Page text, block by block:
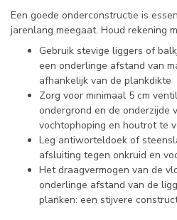
Een goede onderconstructie is
jarenlang meegaat. Houd rekening
Gebruik stevige liggers of
een onderlinge afstand van
afhankelijk van de plankdikte
Zorg voor minimaal 5 cm
ondergrond en de onderzijde
vochtophoping en houtrot te
Leg antiworteldoek of
afsluiting tegen onkruid en
Het draagvermogen van de
onderlinge afstand van de
planken: een stijvere